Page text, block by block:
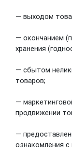
— выходом
— окончанием
хранения
— сбытом
товаров;
—
продвижении
—
ознакомления с